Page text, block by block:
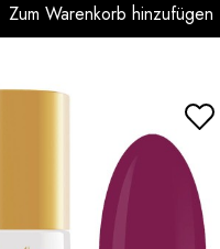
Zum Warenkorb hinzufügen